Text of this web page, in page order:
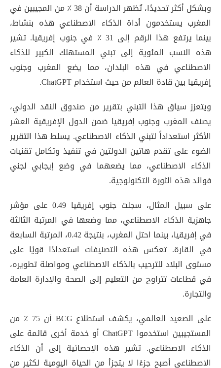
وبشكل أكثر تحديدًا، تُظهر الدراسة أن 38 ٪ من المجيبين في
المغرب يستخدمون أداة الذكاء الاصطناعي هذه بنشاط،
بينما يرتفع هذا الرقم إلى 31 ٪ في جنوب إفريقيا. تشير
هذه النسب المئوية إلى تبني المستهلك الكبير للذكاء
الاصطناعي في هذه البلدان، مما يضع المغرب وجنوب
إفريقيا بين قادة العالم من حيث استخدام ChatGPT.
ويتعزز سياق هذا التبني بتقرير من صندوق النقد الدولي،
يصنف المغرب وجنوب إفريقيا ضمن الدول الإفريقية العشر
الأكثر استعداداً لتبني الذكاء الاصطناعي. يسلط هذا التقرير
الضوء على تقدم هاتين الدولتين في تنفيذ وتكامل تقنيات
الذكاء الاصطناعي، مما يضعهما في وضع إيجابي لجني
فوائد هذه الثورة التكنولوجية.
على سبيل المثال، سجلت جنوب إفريقيا 0.49 على مؤشر
جاهزية الذكاء الاصطناعي، مما وضعها في المرتبة الثالثة
في إفريقيا، بينما احتل المغرب، بنتيجة 0.42، المرتبة السابعة
في القارة. تعكس هذه التصنيفات استعدادًا قويًا على
مستوى البلاد للترحيب بالذكاء الاصطناعي ومواصلة تطويره،
في قطاعات تتراوح من التعليم إلى الصحة والإدارة العامة
والتجارة.
على الصعيد العالمي، يكشف استطلاع BCG أن 75 ٪ من
المستجيبين استخدموا ChatGPT أو خدمة أخرى قائمة على
الذكاء الاصطناعي. تشير هذه الإحصائية إلى أن الذكاء
الاصطناعي أصبح جزءًا لا يتجزأ من الحياة اليومية لكثير من